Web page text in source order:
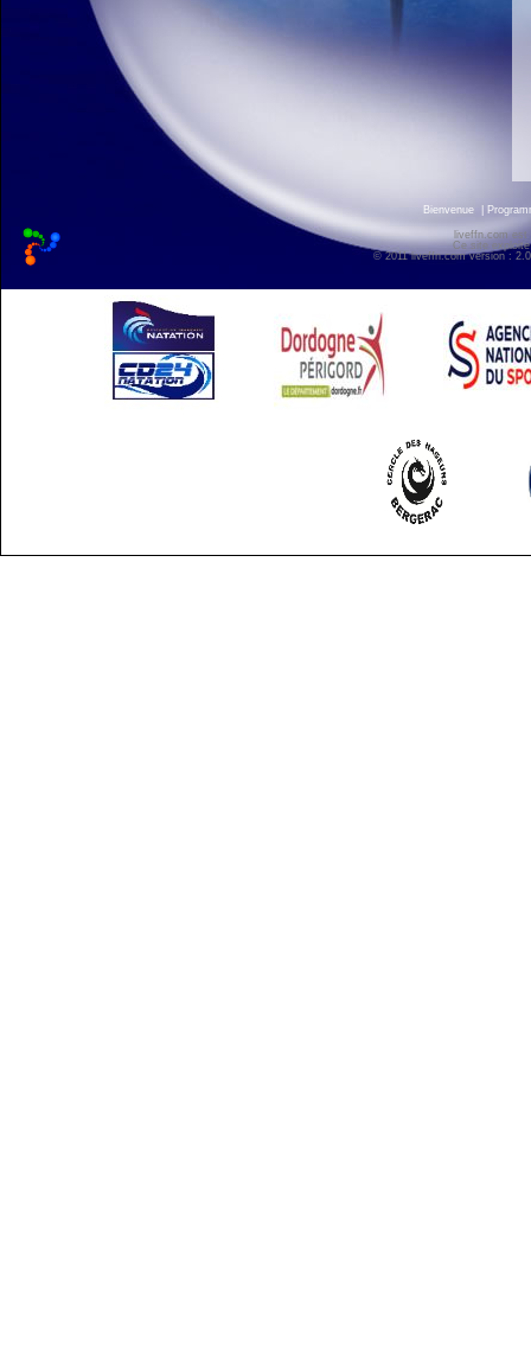
Bienvenue
liveffn.com est
Ce site
© 2011 liveffn.com version :